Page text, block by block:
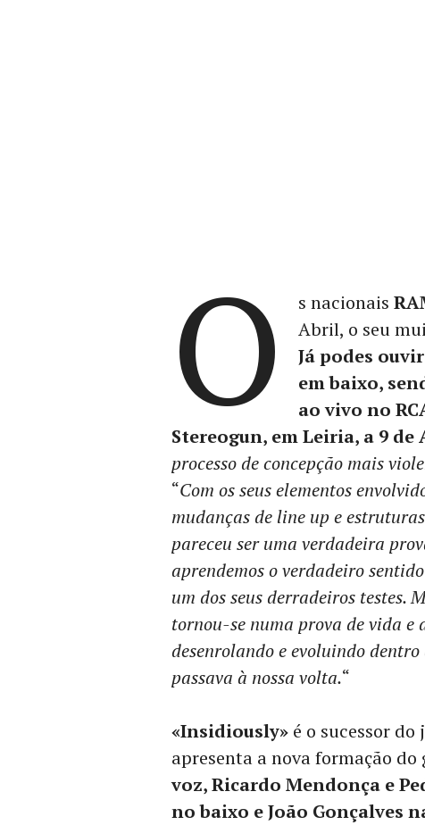
O s nacionais
Abril, o seu
Já podes
em baixo,
ao vivo no
Stereogun, em Leiria, a 9 de
processo de concepção mais
“Com os seus elementos
mudanças de line up e
pareceu ser uma verdadeira
aprendemos o verdadeiro
um dos seus derradeiros testes.
tornou-se numa prova de vida e
desenrolando e evoluindo
passava à nossa volta.“
«Insidiously» é o sucessor
apresenta a nova formação
voz, Ricardo Mendonça e
no baixo e João Gonçalves